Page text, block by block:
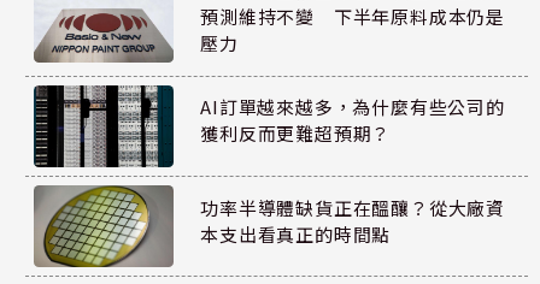
預測維持不變 下半年原料成本仍是
壓力
AI訂單越來越多，為什麼有些公司的
獲利反而更難超預期？
功率半導體缺貨正在醞釀？從大廠資
本支出看真正的時間點